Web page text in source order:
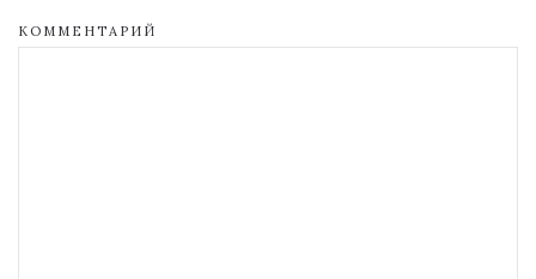
КОММЕНТАРИЙ